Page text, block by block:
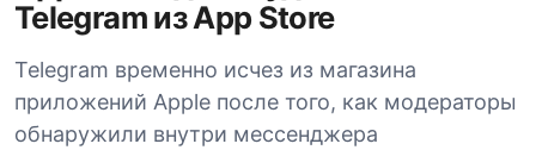
Telegram из App Store
Telegram временно исчез из магазина
приложений Apple после того, как модераторы
обнаружили внутри мессенджера